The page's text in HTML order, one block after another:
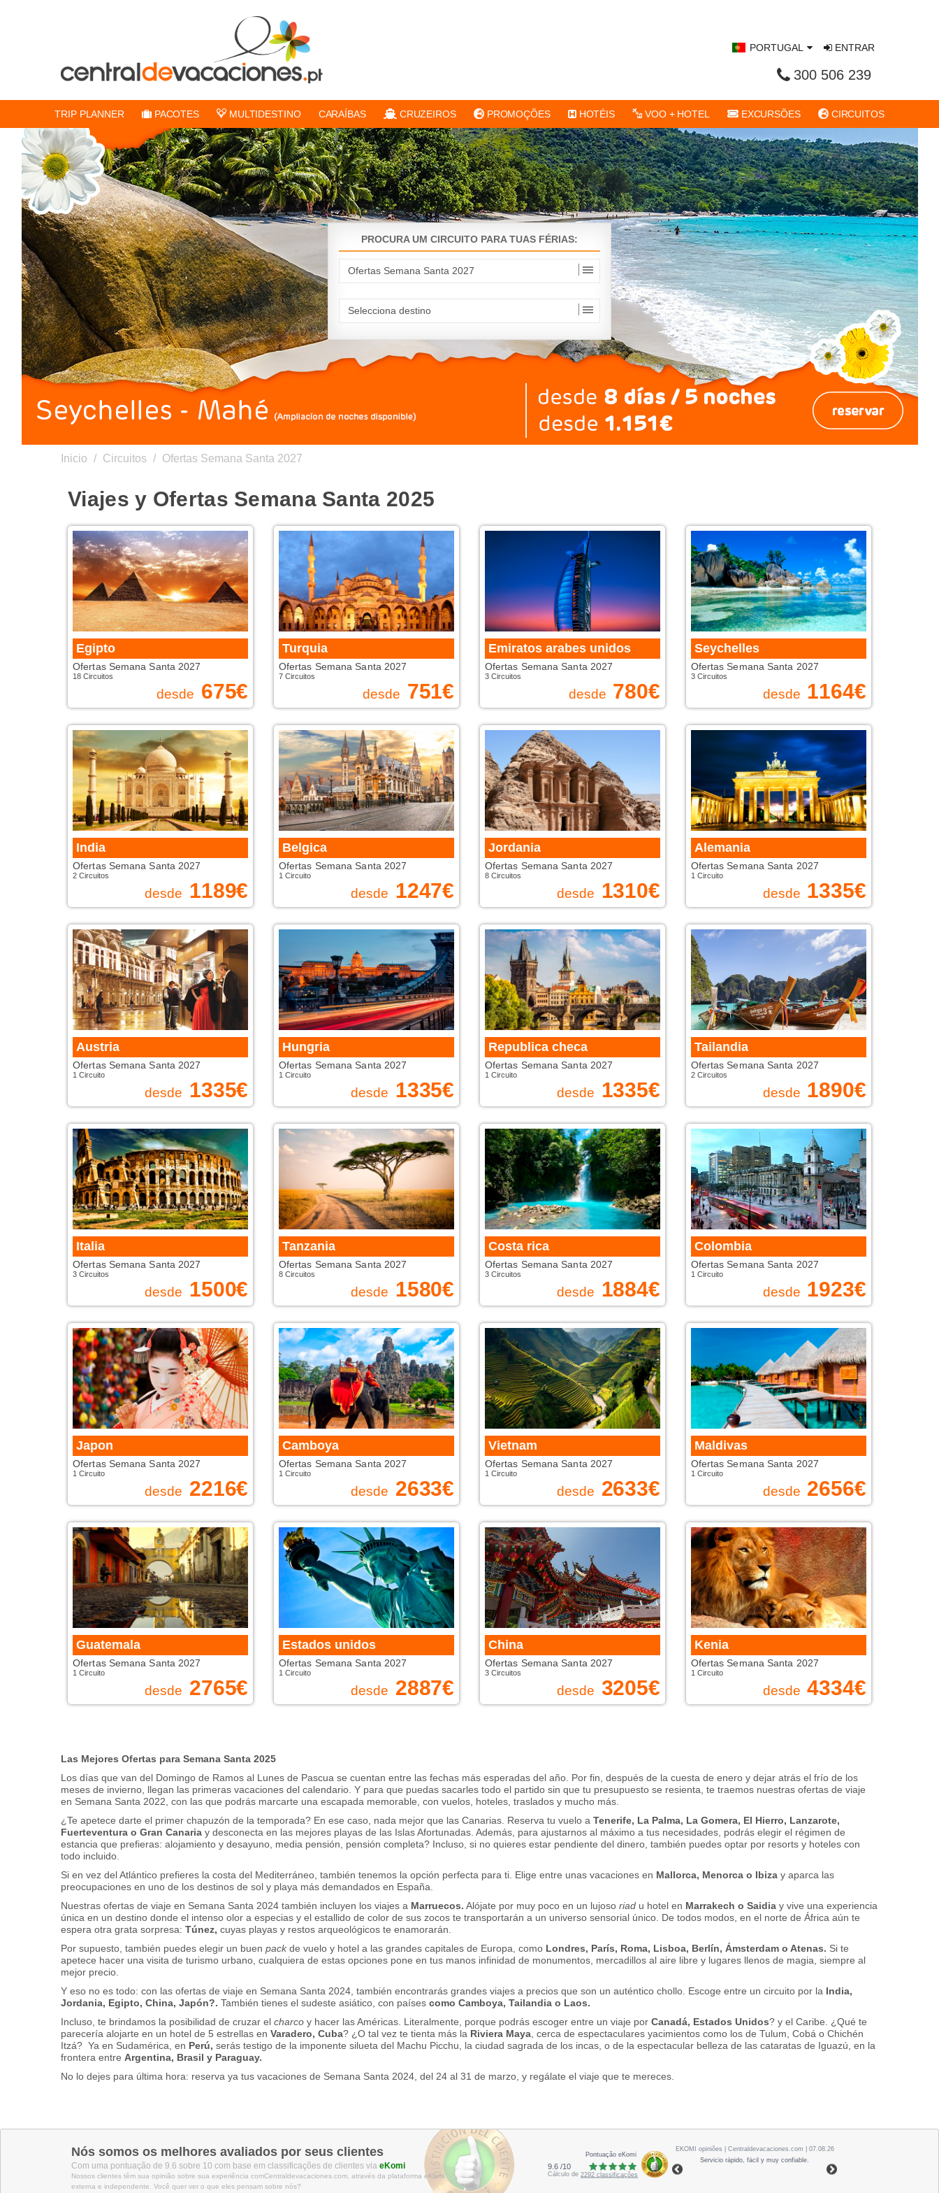
PORTUGAL
300 506 239
ENTRAR
TRIP PLANNER PACOTES MULTIDESTINO CARAÍBAS CRUZEIROS PROMOÇÕES HOTÉIS VOO + HOTEL EXCURSÕES CIRCUITOS
PROCURA UM CIRCUITO PARA TUAS FÉRIAS:
Inicio / Circuitos / Ofertas Semana Santa 2027
Viajes y Ofertas Semana Santa 2025
Egipto
Ofertas Semana Santa 2027
18 Circuitos
desde 675€
Turquia
Ofertas Semana Santa 2027
7 Circuitos
desde 751€
Emiratos arabes unidos
Ofertas Semana Santa 2027
3 Circuitos
desde 780€
Seychelles
Ofertas Semana Santa 2027
3 Circuitos
desde 1164€
India
Ofertas Semana Santa 2027
2 Circuitos
desde 1189€
Belgica
Ofertas Semana Santa 2027
1 Circuito
desde 1247€
Jordania
Ofertas Semana Santa 2027
8 Circuitos
desde 1310€
Alemania
Ofertas Semana Santa 2027
1 Circuito
desde 1335€
Austria
Ofertas Semana Santa 2027
1 Circuito
desde 1335€
Hungria
Ofertas Semana Santa 2027
1 Circuito
desde 1335€
Republica checa
Ofertas Semana Santa 2027
1 Circuito
desde 1335€
Tailandia
Ofertas Semana Santa 2027
2 Circuitos
desde 1890€
Italia
Ofertas Semana Santa 2027
3 Circuitos
desde 1500€
Tanzania
Ofertas Semana Santa 2027
8 Circuitos
desde 1580€
Costa rica
Ofertas Semana Santa 2027
3 Circuitos
desde 1884€
Colombia
Ofertas Semana Santa 2027
1 Circuito
desde 1923€
Japon
Ofertas Semana Santa 2027
1 Circuito
desde 2216€
Camboya
Ofertas Semana Santa 2027
1 Circuito
desde 2633€
Vietnam
Ofertas Semana Santa 2027
1 Circuito
desde 2633€
Maldivas
Ofertas Semana Santa 2027
1 Circuito
desde 2656€
Guatemala
Ofertas Semana Santa 2027
1 Circuito
desde 2765€
Estados unidos
Ofertas Semana Santa 2027
1 Circuito
desde 2887€
China
Ofertas Semana Santa 2027
3 Circuitos
desde 3205€
Kenia
Ofertas Semana Santa 2027
1 Circuito
desde 4334€
Las Mejores Ofertas para Semana Santa 2025
Los dí­as que van del Domingo de Ramos al Lunes de Pascua se cuentan entre las fechas más esperadas del año. Por fin, después de la cuesta de enero y dejar atrás el frí­o de los
meses de invierno, llegan las primeras vacaciones del calendario. Y para que puedas sacarles todo el partido sin que tu presupuesto se resienta, te traemos nuestras ofertas de viaje
en Semana Santa 2022, con las que podrás marcarte una escapada memorable, con vuelos, hoteles, traslados y mucho más.
¿Te apetece darte el primer chapuzón de la temporada? En ese caso, nada mejor que las Canarias. Reserva tu vuelo a Tenerife, La Palma, La Gomera, El Hierro, Lanzarote,
Fuerteventura o Gran Canaria y desconecta en las mejores playas de las Islas Afortunadas. Además, para ajustarnos al máximo a tus necesidades, podrás elegir el régimen de
estancia que prefieras: alojamiento y desayuno, media pensión, pensión completa? Incluso, si no quieres estar pendiente del dinero, también puedes optar por resorts y hoteles con
todo incluido.
Si en vez del Atlántico prefieres la costa del Mediterráneo, también tenemos la opción perfecta para ti. Elige entre unas vacaciones en Mallorca, Menorca o Ibiza y aparca las
preocupaciones en uno de los destinos de sol y playa más demandados en España.
Nuestras ofertas de viaje en Semana Santa 2024 también incluyen los viajes a Marruecos. Alójate por muy poco en un lujoso riad u hotel en Marrakech o Saidia y vive una experiencia
única en un destino donde el intenso olor a especias y el estallido de color de sus zocos te transportarán a un universo sensorial único. De todos modos, en el norte de África aún te
espera otra grata sorpresa: Túnez, cuyas playas y restos arqueológicos te enamorarán.
Por supuesto, también puedes elegir un buen packde vuelo y hotel a las grandes capitales de Europa, como Londres, Parí­s, Roma, Lisboa, Berlí­n, Ámsterdam o Atenas. Si te
apetece hacer una visita de turismo urbano, cualquiera de estas opciones pone en tus manos infinidad de monumentos, mercadillos al aire libre y lugares llenos de magia, siempre al
mejor precio.
Y eso no es todo: con las ofertas de viaje en Semana Santa 2024, también encontrarás grandes viajes a precios que son un auténtico chollo. Escoge entre un circuito por la India,
Jordania, Egipto, China, Japón?. También tienes el sudeste asiático, con paí­ses como Camboya, Tailandia o Laos.
Incluso, te brindamos la posibilidad de cruzar el charco y hacer las Américas. Literalmente, porque podrás escoger entre un viaje por Canadá, Estados Unidos? y el Caribe. ¿Qué te
parecerí­a alojarte en un hotel de 5 estrellas en Varadero, Cuba? ¿O tal vez te tienta más la Riviera Maya, cerca de espectaculares yacimientos como los de Tulum, Cobá o Chichén
Itzá? Ya en Sudamérica, en Perú, serás testigo de la imponente silueta del Machu Picchu, la ciudad sagrada de los incas, o de la espectacular belleza de las cataratas de Iguazú, en la
frontera entre Argentina, Brasil y Paraguay.
No lo dejes para última hora: reserva ya tus vacaciones de Semana Santa 2024, del 24 al 31 de marzo, y regálate el viaje que te mereces.
Nós somos os melhores avaliados por seus clientes
Com uma pontuação de 9.6 sobre 10 com base em classificações de clientes via eKomi
Nossos clientes têm sua opinião sobre sua experiência comCentraldevacaciones.com, através da plataforma eKomi
externa e independente. Você quer ver o que eles pensam sobre nós?
Pontuação eKomi
9.6/10
Cálculo de2292classificações
EKOMI opiniões
| Centraldevacaciones.com | 07.08.26
Servicio rápido, fácil y muy confiable.